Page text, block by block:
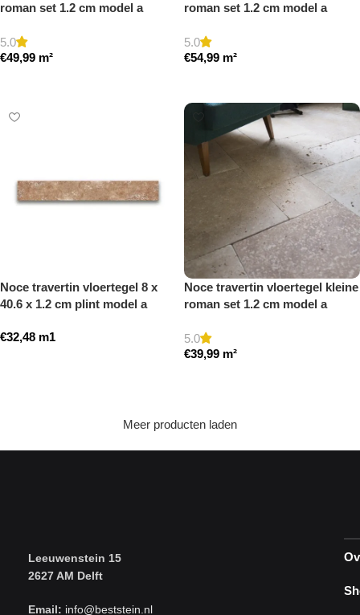
roman set 1.2 cm model a
5.0
€49,99 m²
roman set 1.2 cm model a
5.0
€54,99 m²
Noce travertin vloertegel 8 x
40.6 x 1.2 cm plint model a
€32,48 m1
Noce travertin vloertegel kleine
roman set 1.2 cm model a
5.0
€39,99 m²
Meer producten laden
Leeuwenstein 15
2627 AM Delft
Email: info@beststein.nl